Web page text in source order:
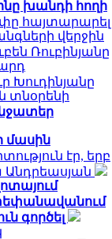
խանդի հողի
հայտարարել
վերջին
Ռուբինյանը
Խուդինյանը
տնօրենի
մասին
էր, երբ
Անդրեասյան
գործել